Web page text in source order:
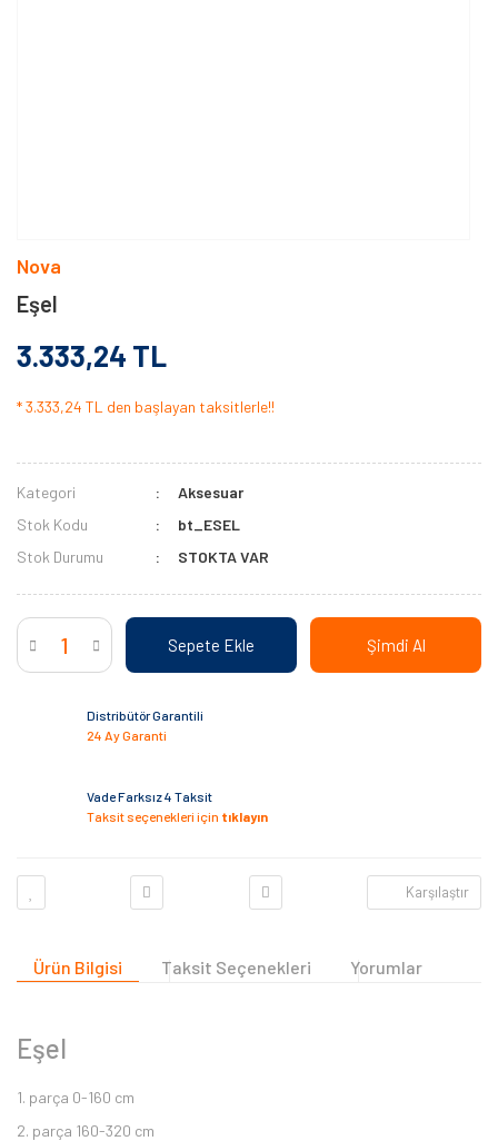
Nova
Eşel
3.333,24 TL
* 3.333,24 TL den başlayan taksitlerle!!
Kategori
Aksesuar
Stok Kodu
bt_ESEL
Stok Durumu
STOKTA VAR
Sepete Ekle Şimdi Al
Distribütör Garantili
24 Ay Garanti
Vade Farksız 4 Taksit
Taksit seçenekleri için tıklayın
Karşılaştır
Ürün Bilgisi Taksit Seçenekleri Yorumlar
Eşel
1. parça 0-160 cm
2. parça 160-320 cm